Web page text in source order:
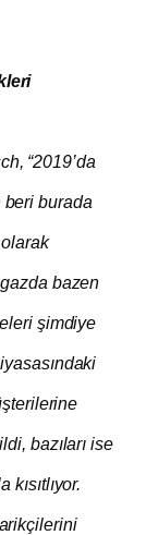
“2019’da
beri burada
olarak
bazen
şimdiye
bazıları ise